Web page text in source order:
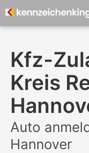
Kfz-
Kreis
Auto
Hannover